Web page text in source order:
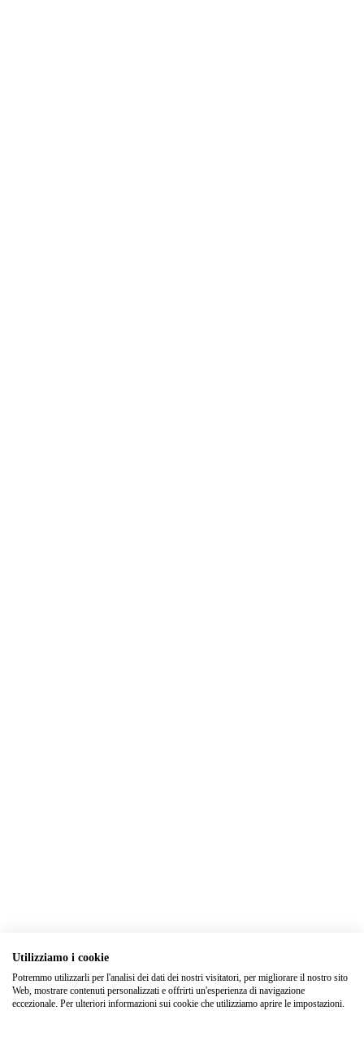
Utilizziamo i cookie
Potremmo utilizzarli per l'analisi dei dati dei nostri visitatori, per migliorare il nostro sito
Web, mostrare contenuti personalizzati e offrirti un'esperienza di navigazione
eccezionale. Per ulteriori informazioni sui cookie che utilizziamo aprire le impostazioni.